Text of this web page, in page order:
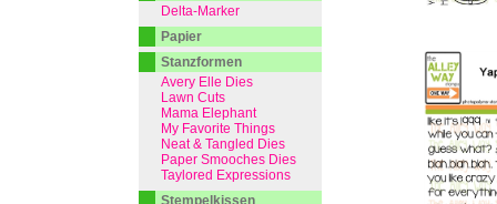
Delta-Marker
Papier
Stanzformen
Avery Elle Dies
Lawn Cuts
Mama Elephant
My Favorite Things
Neat & Tangled Dies
Paper Smooches Dies
Taylored Expressions
Stempelkissen